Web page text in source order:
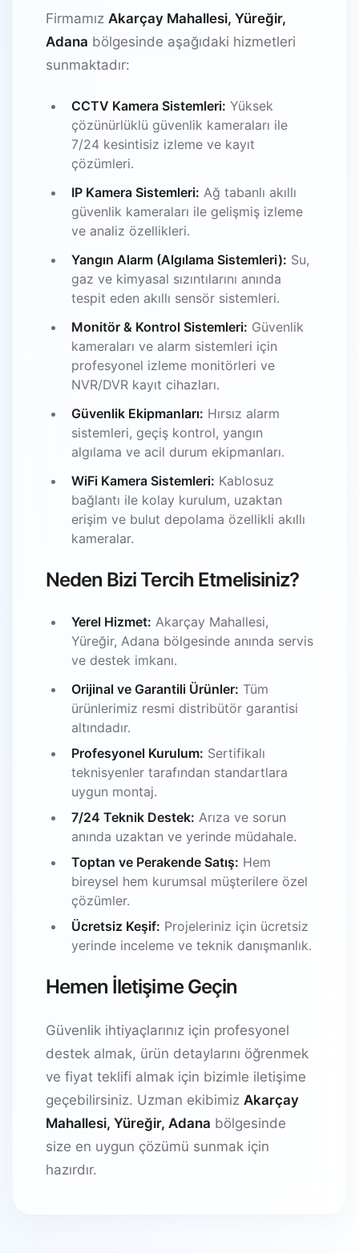
Firmamız Akarçay Mahallesi, Yüreğir,
Adana bölgesinde aşağıdaki hizmetleri
sunmaktadır:
CCTV Kamera Sistemleri: Yüksek
çözünürlüklü güvenlik kameraları ile
7/24 kesintisiz izleme ve kayıt
çözümleri.
IP Kamera Sistemleri: Ağ tabanlı akıllı
güvenlik kameraları ile gelişmiş izleme
ve analiz özellikleri.
Yangın Alarm (Algılama Sistemleri): Su,
gaz ve kimyasal sızıntılarını anında
tespit eden akıllı sensör sistemleri.
Monitör & Kontrol Sistemleri: Güvenlik
kameraları ve alarm sistemleri için
profesyonel izleme monitörleri ve
NVR/DVR kayıt cihazları.
Güvenlik Ekipmanları: Hırsız alarm
sistemleri, geçiş kontrol, yangın
algılama ve acil durum ekipmanları.
WiFi Kamera Sistemleri: Kablosuz
bağlantı ile kolay kurulum, uzaktan
erişim ve bulut depolama özellikli akıllı
kameralar.
Neden Bizi Tercih Etmelisiniz?
Yerel Hizmet: Akarçay Mahallesi,
Yüreğir, Adana bölgesinde anında servis
ve destek imkanı.
Orijinal ve Garantili Ürünler: Tüm
ürünlerimiz resmi distribütör garantisi
altındadır.
Profesyonel Kurulum: Sertifikalı
teknisyenler tarafından standartlara
uygun montaj.
7/24 Teknik Destek: Arıza ve sorun
anında uzaktan ve yerinde müdahale.
Toptan ve Perakende Satış: Hem
bireysel hem kurumsal müşterilere özel
çözümler.
Ücretsiz Keşif: Projeleriniz için ücretsiz
yerinde inceleme ve teknik danışmanlık.
Hemen İletişime Geçin
Güvenlik ihtiyaçlarınız için profesyonel
destek almak, ürün detaylarını öğrenmek
ve fiyat teklifi almak için bizimle iletişime
geçebilirsiniz. Uzman ekibimiz Akarçay
Mahallesi, Yüreğir, Adana bölgesinde
size en uygun çözümü sunmak için
hazırdır.